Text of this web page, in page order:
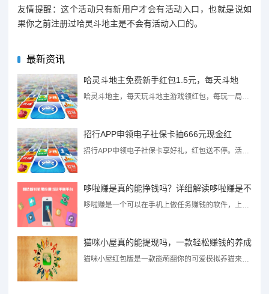
友情提醒：这个活动只有新用户才会有活动入口，也就是说如
果你之前注册过哈灵斗地主是不会有活动入口的。
最新资讯
哈灵斗地主免费新手红包1.5元，每天斗地
招行APP申领电子社保卡抽666元现金红
哆啦赚是真的能挣钱吗？详细解读哆啦赚是不
猫咪小屋真的能提现吗，一款轻松赚钱的养成